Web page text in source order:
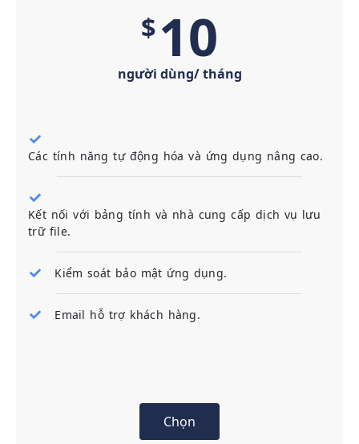
$10
người dùng/ tháng
Các tính năng tự động hóa và ứng dụng nâng cao.
Kết nối với bảng tính và nhà cung cấp dịch vụ lưu
trữ file.
Kiểm soát bảo mật ứng dụng.
Email hỗ trợ khách hàng.
Chọn